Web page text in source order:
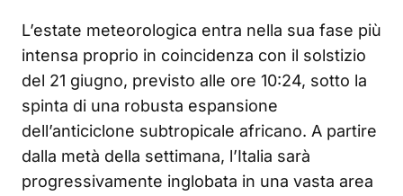
L’estate meteorologica entra nella sua fase più
intensa proprio in coincidenza con il solstizio
del 21 giugno, previsto alle ore 10:24, sotto la
spinta di una robusta espansione
dell’anticiclone subtropicale africano. A partire
dalla metà della settimana, l’Italia sarà
progressivamente inglobata in una vasta area